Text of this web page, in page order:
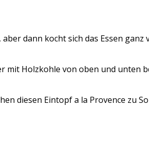
dann kocht sich das Essen ganz
mit Holzkohle von oben und unten
diesen Eintopf a la Provence zu